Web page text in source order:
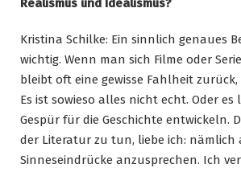
Realismus und Idealismus?
Kristina Schilke: Ein sinnlich genaues
wichtig. Wenn man sich Filme oder
bleibt oft eine gewisse Fahlheit
Es ist sowieso alles nicht echt. Oder es
Gespür für die Geschichte entwickeln.
der Literatur zu tun, liebe ich: nämlich
Sinneseindrücke anzusprechen. Ich